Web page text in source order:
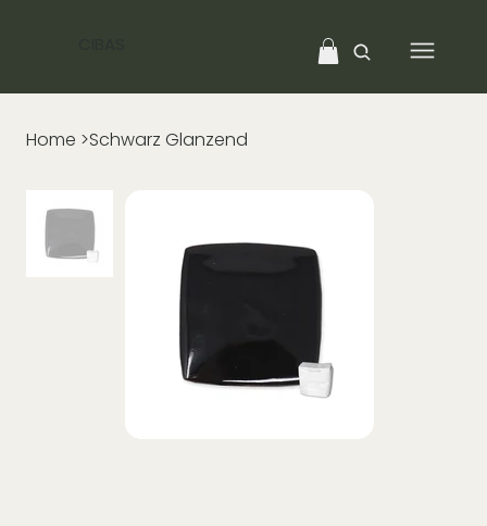
Home >Schwarz Glanzend